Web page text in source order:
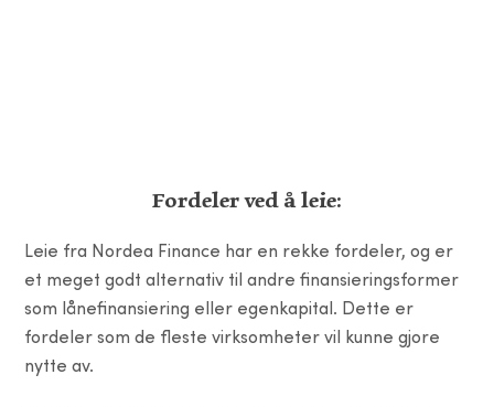
Fordeler ved å leie:
Leie fra Nordea Finance har en rekke fordeler, og er
et meget godt alternativ til andre finansieringsformer
som lånefinansiering eller egenkapital. Dette er
fordeler som de fleste virksomheter vil kunne gjore
nytte av.